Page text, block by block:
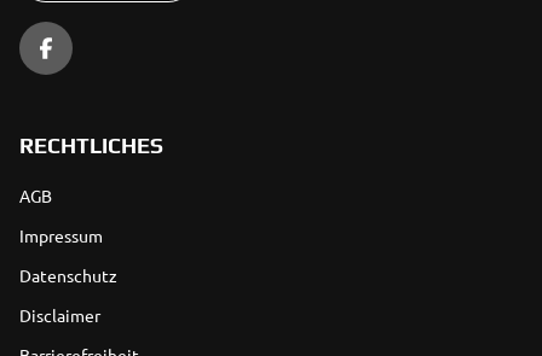
RECHTLICHES
AGB
Impressum
Datenschutz
Disclaimer